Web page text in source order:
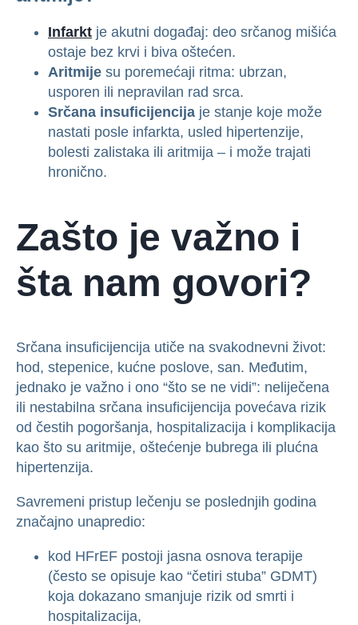
Infarkt je akutni događaj: deo srčanog mišića
ostaje bez krvi i biva oštećen.
Aritmije su poremećaji ritma: ubrzan,
usporen ili nepravilan rad srca.
Srčana insuficijencija je stanje koje može
nastati posle infarkta, usled hipertenzije,
bolesti zalistaka ili aritmija – i može trajati
hronično.
Zašto je važno i
šta nam govori?
Srčana insuficijencija utiče na svakodnevni život:
hod, stepenice, kućne poslove, san. Međutim,
jednako je važno i ono “što se ne vidi”: neliječena
ili nestabilna srčana insuficijencija povećava rizik
od čestih pogoršanja, hospitalizacija i komplikacija
kao što su aritmije, oštećenje bubrega ili plućna
hipertenzija.
Savremeni pristup lečenju se poslednjih godina
značajno unapredio:
kod HFrEF postoji jasna osnova terapije
(često se opisuje kao “četiri stuba” GDMT)
koja dokazano smanjuje rizik od smrti i
hospitalizacija,